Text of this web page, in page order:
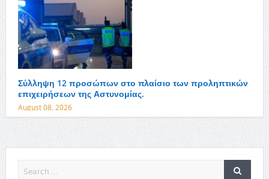
Σύλληψη 12 προσώπων στο πλαίσιο των προληπτικών
επιχειρήσεων της Αστυνομίας.
August 08, 2026